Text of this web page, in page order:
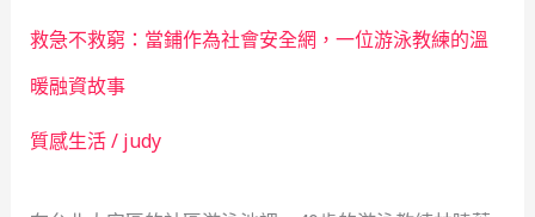
救急不救窮：當鋪作為社會安全網，一位游泳教練的溫
暖融資故事
質感生活/ judy